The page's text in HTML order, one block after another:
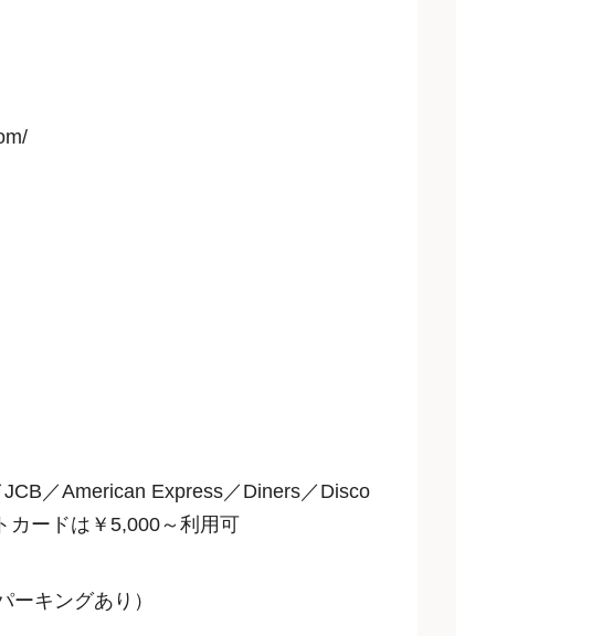
／American Express／Diners／Disco
ードは￥5,000～利用可
ーキングあり）